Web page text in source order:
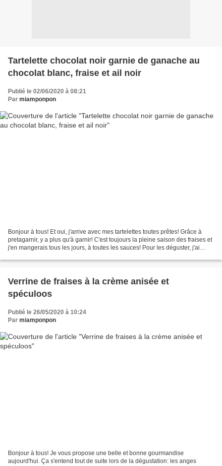
Tartelette chocolat noir garnie de ganache au
chocolat blanc, fraise et ail noir
Publié le 02/06/2020 à 08:21
Par miamponpon
Bonjour à tous! Et oui, j'arrive avec mes tartelettes toutes prêtes! Grâce à
pretagarnir, y a plus qu'à garnir! C'est toujours la pleine saison des fraises et
j'en mangerais tous les jours, à toutes les sauces! Pour les déguster, j'ai
Verrine de fraises à la crème anisée et
spéculoos
Publié le 26/05/2020 à 10:24
Par miamponpon
Bonjour à tous! Je vous propose une belle et bonne gourmandise
aujourd'hui. Ça s'entend tout de suite lors de la dégustation: les anges